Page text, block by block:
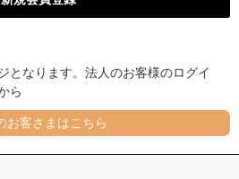
となります。法人のお客様のログイ
ら
お客さまはこちら